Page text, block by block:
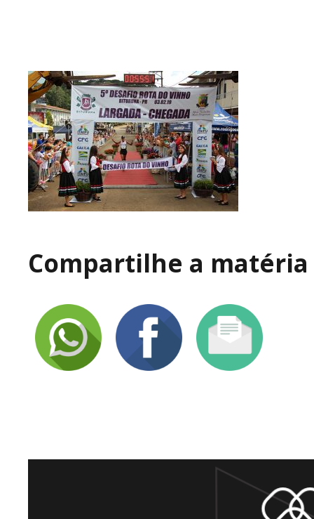
Compartilhe a